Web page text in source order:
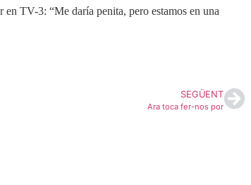
TV-3: “Me daría penita, pero estamos en una
SEGÜENT
Ara toca fer-nos por